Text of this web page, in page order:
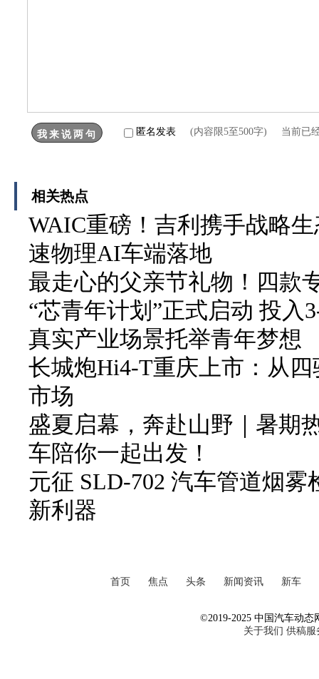
匿名发表 (内容限5至500字) 当前已
相关热点
WAIC重磅！吉利携手战略
速物理AI车端落地
最走心的父亲节礼物！四款
“芯青年计划”正式启动 投入
真实产业场景托举青年梦想
长城炮Hi4-T重庆上市：从
市场
盛夏启幕，奔赴山野｜暑期
车陪你一起出发！
元征 SLD-702 汽车管道烟
新利器
首页 焦点 头条 新闻资讯 新车
©2019-2025 中国汽车动态
关于我们 供稿服